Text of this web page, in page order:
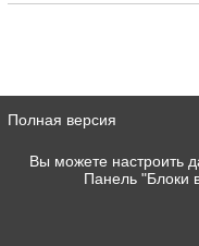
Полная версия
Вы можете настроить
Панель "Блоки